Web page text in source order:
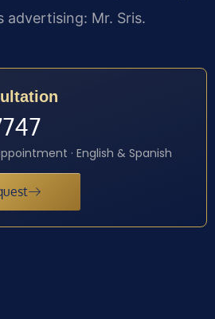
advertising: Mr. Sris.
· English & Spanish